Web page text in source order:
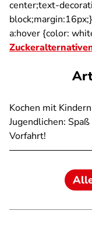
center;text-
a:hover {color:
Kochen mit
Jugendlichen:
Vorfahrt!